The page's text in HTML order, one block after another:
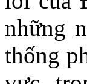
những
thống